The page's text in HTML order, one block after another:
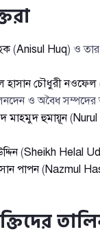
(Anisul Huq) ও তার
হাসান চৌধুরী নওফেল
ও অবৈধ
মাহমুদ হুমায়ূন(
(Sheikh Helal
পাপন(Nazmul